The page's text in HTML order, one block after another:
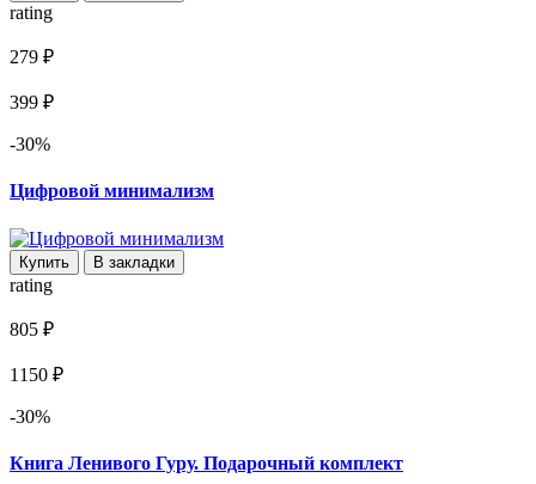
rating
279 ₽
399 ₽
-30%
Цифровой минимализм
Купить В закладки
rating
805 ₽
1150 ₽
-30%
Книга Ленивого Гуру. Подарочный комплект